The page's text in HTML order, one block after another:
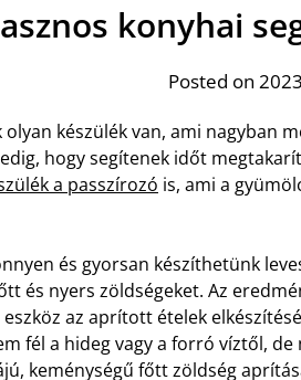
konyhai
Posted on
készülék van, ami nagyban
hogy segítenek időt
a passzírozó is, ami a
és gyorsan készíthetünk
és nyers zöldségeket. Az
az aprított ételek
fél a hideg vagy a forró víztől,
keménységű főtt zöldség